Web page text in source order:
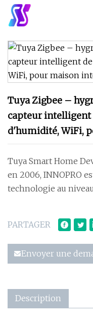
Tuya Zigbee –
capteur
d'humidité, WiFi,
Tuya Smart Home
en 2006, INNOPRO
technologie au
PARTAGER
Envoyer une
Description